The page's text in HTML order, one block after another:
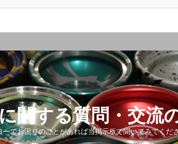
関する質問・交流
でお困りのことがあれば当掲示板で聞いてみてくだ